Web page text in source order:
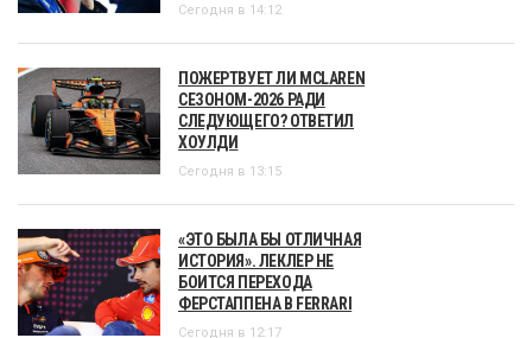
Сегодня в 14:12
ПОЖЕРТВУЕТ ЛИ MCLAREN
СЕЗОНОМ-2026 РАДИ
СЛЕДУЮЩЕГО? ОТВЕТИЛ
ХОУЛДИ
Сегодня в 13:15
«ЭТО БЫЛА БЫ ОТЛИЧНАЯ
ИСТОРИЯ». ЛЕКЛЕР НЕ
БОИТСЯ ПЕРЕХОДА
ФЕРСТАППЕНА В FERRARI
Сегодня в 12:17